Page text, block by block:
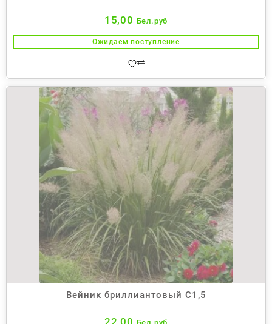
15,00 Бел.руб
Ожидаем поступление
Вейник бриллиантовый С1,5